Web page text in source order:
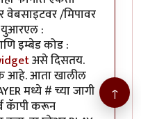
/मिपावर
युआरएल :
इम्बेड कोड :
असे दिसतय.
आहे. आता खालील
मध्ये # च्या जागी
कॅापी करून
↑